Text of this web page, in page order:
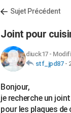
Sujet Précédent
Joint pour
diuck17-
stf_jpd87-
Bonjour,
je recherche un
pour les plaques